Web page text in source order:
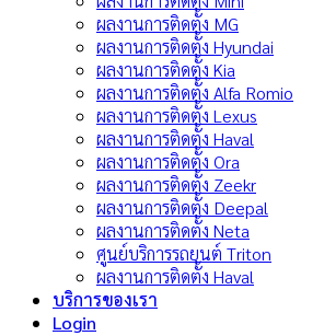
ผลงานการติดตั้ง MG
ผลงานการติดตั้ง Hyundai
ผลงานการติดตั้ง Kia
ผลงานการติดตั้ง Alfa Romio
ผลงานการติดตั้ง Lexus
ผลงานการติดตั้ง Haval
ผลงานการติดตั้ง Ora
ผลงานการติดตั้ง Zeekr
ผลงานการติดตั้ง Deepal
ผลงานการติดตั้ง Neta
ศูนย์บริการรถยนต์ Triton
ผลงานการติดตั้ง Haval
บริการของเรา
Login